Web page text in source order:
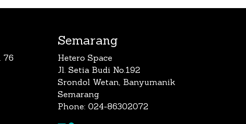
76
Semarang
Hetero Space
Jl. Setia Budi No.192
Srondol Wetan, Banyumanik
Semarang
Phone: 024-86302072